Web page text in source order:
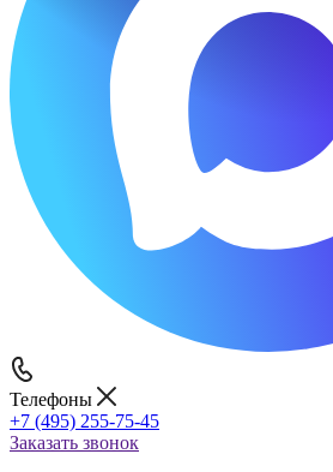
Телефоны
+7 (495) 255-75-45
Заказать звонок